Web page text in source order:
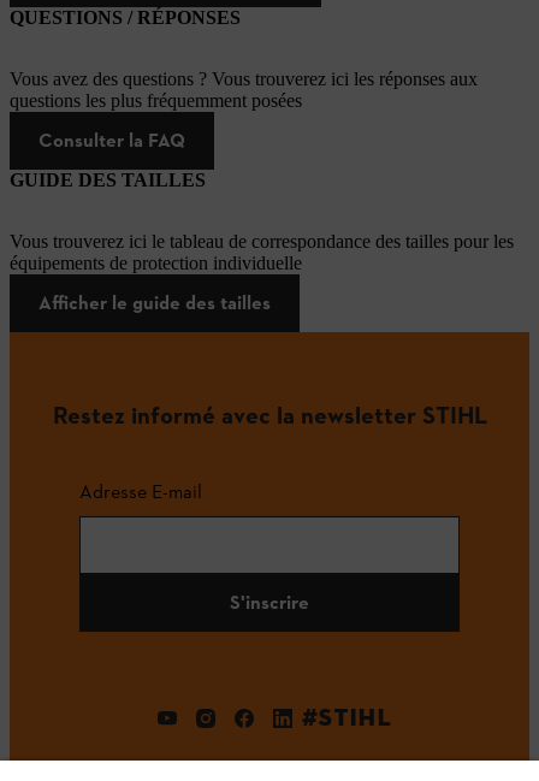
QUESTIONS / RÉPONSES
Vous avez des questions ? Vous trouverez ici les réponses aux
questions les plus fréquemment posées
Consulter la FAQ
GUIDE DES TAILLES
Vous trouverez ici le tableau de correspondance des tailles pour les
équipements de protection individuelle
Afficher le guide des tailles
Restez informé avec la newsletter STIHL
Adresse E-mail
S'inscrire
#STIHL